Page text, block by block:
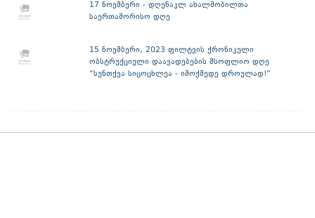
17 ნოემბერი - დღენაკლ ახალშობილთა
საერთაშორისო დღე
15 ნოემბერი, 2023 ფილტვის ქრონიკული
ობსტრუქციული დაავადებების მსოფლიო დღე
“სუნთქვა სიცოცხლეა - იმოქმედე დროულად!”